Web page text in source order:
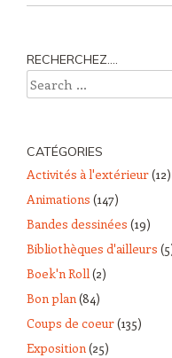
RECHERCHEZ….
Search
CATÉGORIES
Activités à l'extérieur(12)
Animations (147)
Bandes dessinées (19)
Bibliothèques d'ailleurs
Boek'n Roll(2)
Bon plan(84)
Coups de coeur(135)
Exposition(25)